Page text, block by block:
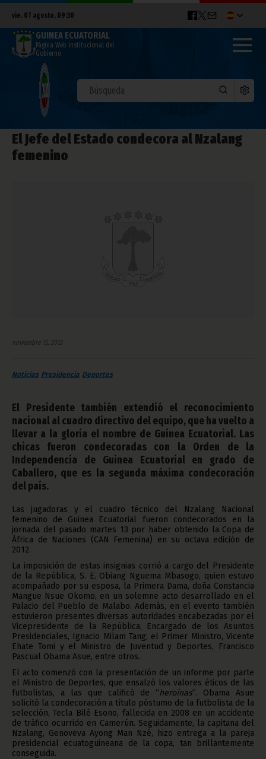
vie. 07 agosto, 09:30
GUINEA ECUATORIAL
Página Web Institucional del
Gobierno
El Jefe del Estado condecora al Nzalang
femenino
noviembre 15, 2012
Noticias Presidencia Deportes
El Presidente también extendió el reconocimiento
nacional al cuadro directivo del equipo, que ha vuelto a
llevar a la gloria el nombre de Guinea Ecuatorial. Las
chicas fueron condecoradas con la Orden de la
Independencia de Guinea Ecuatorial en grado de
Caballero, que es la segunda máxima condecoración
del país.
Las jugadoras y el cuadro técnico del Nzalang Nacional
femenino de Guinea Ecuatorial fueron condecorados en la
jornada del pasado martes 13 por haber obtenido la Copa de
África de Naciones (CAN Femenina) en su octava edición de
2012.
La imposición de estas insignias corrió a cargo del Presidente
de la República, S. E. Obiang Nguema Mbasogo, quien estuvo
acompañado por su esposa, la Primera Dama, doña Constancia
Mangue Nsue Okomo, en un solemne acto desarrollado en el
Palacio del Pueblo de Malabo. Además, en el evento también
estuvieron presentes diversas autoridades encabezadas por el
Vicepresidente de la República, Encargado de los Asuntos
Presidenciales, Ignacio Milam Tang; el Primer Ministro, Vicente
Ehate Tomi y el Ministro de Juventud y Deportes, Francisco
Pascual Obama Asue, entre otros.
El acto comenzó con la presentación de un informe por parte
el Ministro de Deportes, que ensalzó los valores éticos de las
futbolistas, a las que calificó de “heroínas”. Obama Asue
solicitó la condecoración a título póstumo de la futbolista de la
selección, Tecla Bilé Esono, fallecida en 2008 en un accidente
de tráfico ocurrido en Camerún. Seguidamente, la capitana del
Nzalang, Genoveva Ayong Man Nzé, hizo entrega a la pareja
presidencial ecuatoguineana de la copa, tan brillantemente
conseguida.